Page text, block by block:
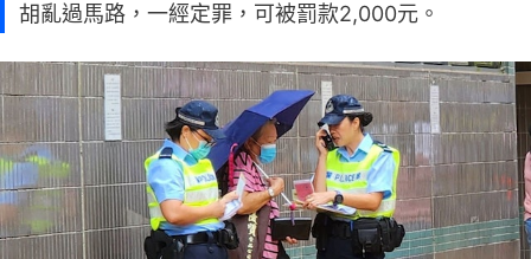
胡亂過馬路，一經定罪，可被罰款2,000元。